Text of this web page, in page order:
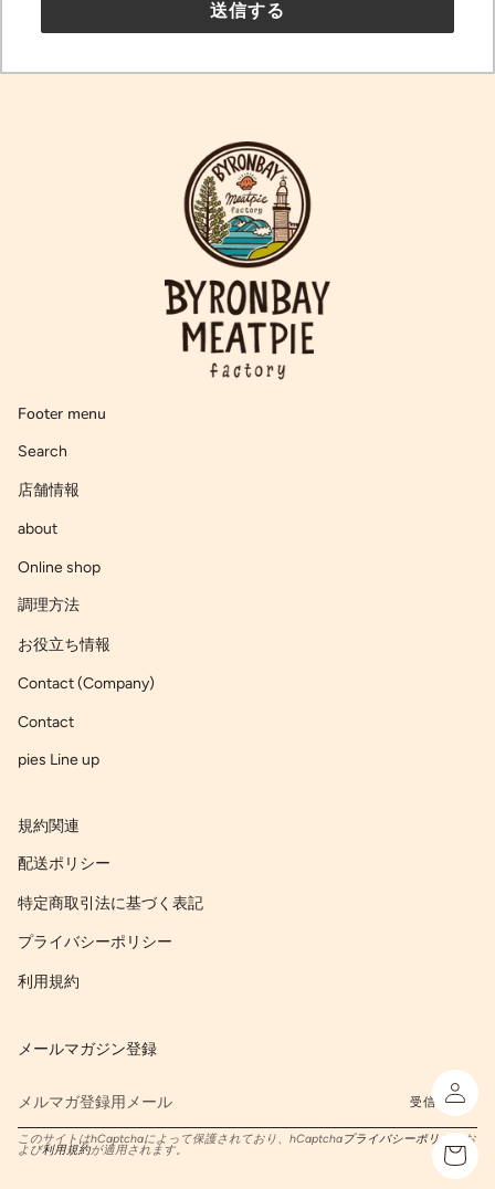
ア
カ
ウ
ン
ト
送信する
Footer menu
Search
店舗情報
about
Online shop
調理方法
お役立ち情報
Contact (Company)
Contact
pies Line up
規約関連
配送ポリシー
特定商取引法に基づく表記
プライバシーポリシー
利用規約
メールマガジン登録
受信する
このサイトはhCaptchaによって保護されており、hCaptchaプライバシーポリシーお
よび利用規約が適用されます。